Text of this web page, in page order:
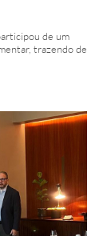
de um
trazendo de